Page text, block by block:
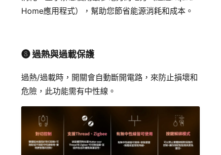
Home應用程式），幫助您節省能源消耗和成本。
➑ 過熱與過載保護
過熱/過載時，開關會自動斷開電路，來防止損壞和
危險，此功能需有中性線。